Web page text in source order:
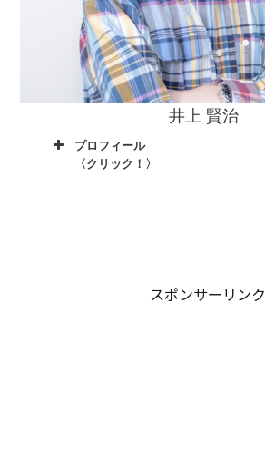
井上 賢治
プロフィール
〈クリック！〉
スポンサーリンク